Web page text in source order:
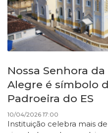
Nossa Senhora
Alegre é símbolo
Padroeira do ES
10/04/2026 17:00
Instituição celebra mais